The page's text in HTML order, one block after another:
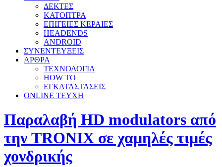
ΔΕΚΤΕΣ
ΚΑΤΟΠΤΡΑ
ΕΠΙΓΕΙΕΣ ΚΕΡΑΙΕΣ
HEADENDS
ANDROID
ΣΥΝΕΝΤΕΥΞΕΙΣ
ΑΡΘΡΑ
ΤΕΧΝΟΛΟΓΙΑ
HOW TO
ΕΓΚΑΤΑΣΤΑΣΕΙΣ
ONLINE TEYXH
Παραλαβή HD modulators από
την TRONIX σε χαμηλές τιμές
χονδρικής